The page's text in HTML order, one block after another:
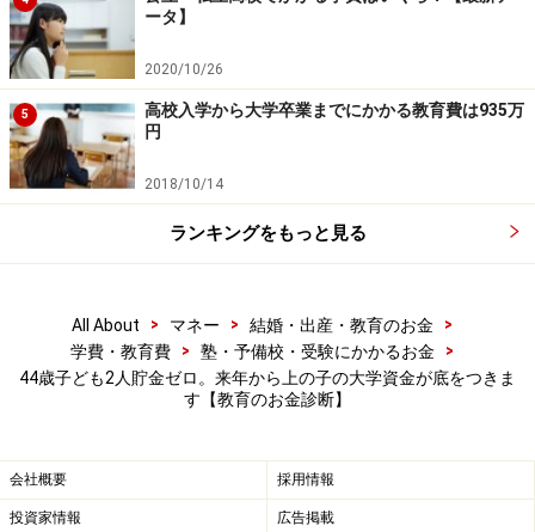
ローンの完済とお子様が大学卒業するのが6年後とほぼ
同時期で年齢も50歳時なので、今の時点で家計や働き方
を見直し、6年間しっかり家計管理をしていくことで、
その後お金に困ることはなくなります。最悪の状況を作
らないためにはどう対策を取っていけば考えていきまし
ょう。
がすべて必要です
私立文系でも学費と仕送りを合せると4年間で約1000万
円かかります。しかし、多くの場合、学資保険で貯める
は全く足りません。不足分は、ボーナスや貯蓄、更に奨
学金や教育ローンで賄うのが一般的です。
ータ】
2020/10/26
5
高校入学から大学卒業までにかかる教育費は935万
円
2018/10/14
ランキングをもっと見る
All About > マネー > 結婚・出産・教育のお金
>
学費・教育費
> 塾・予備校・受験にかかるお金
>
44歳子ども2人貯金ゼロ。来年から上の子の大学資金が底をつきま
す【教育のお金診断】
会社概要 採用情報
投資家情報 広告掲載